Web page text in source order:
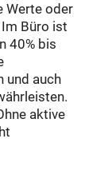
Werte oder
Büro ist
40% bis
und auch
aktive